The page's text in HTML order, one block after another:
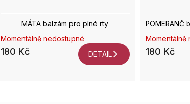
MÁTA balzám pro plné rty
Momentálně nedostupné
180 Kč DETAIL
POMERANČ
Momentálně
180 Kč